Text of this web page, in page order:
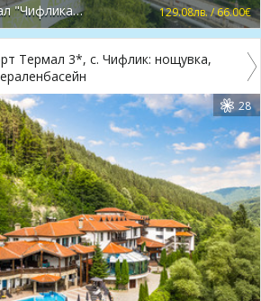
Алфарезорт Термал "Чифлика" 3*, Чифлик 129.08лв. / 66.00€
Термал 3*, с. Чифлик: нощувка,
28